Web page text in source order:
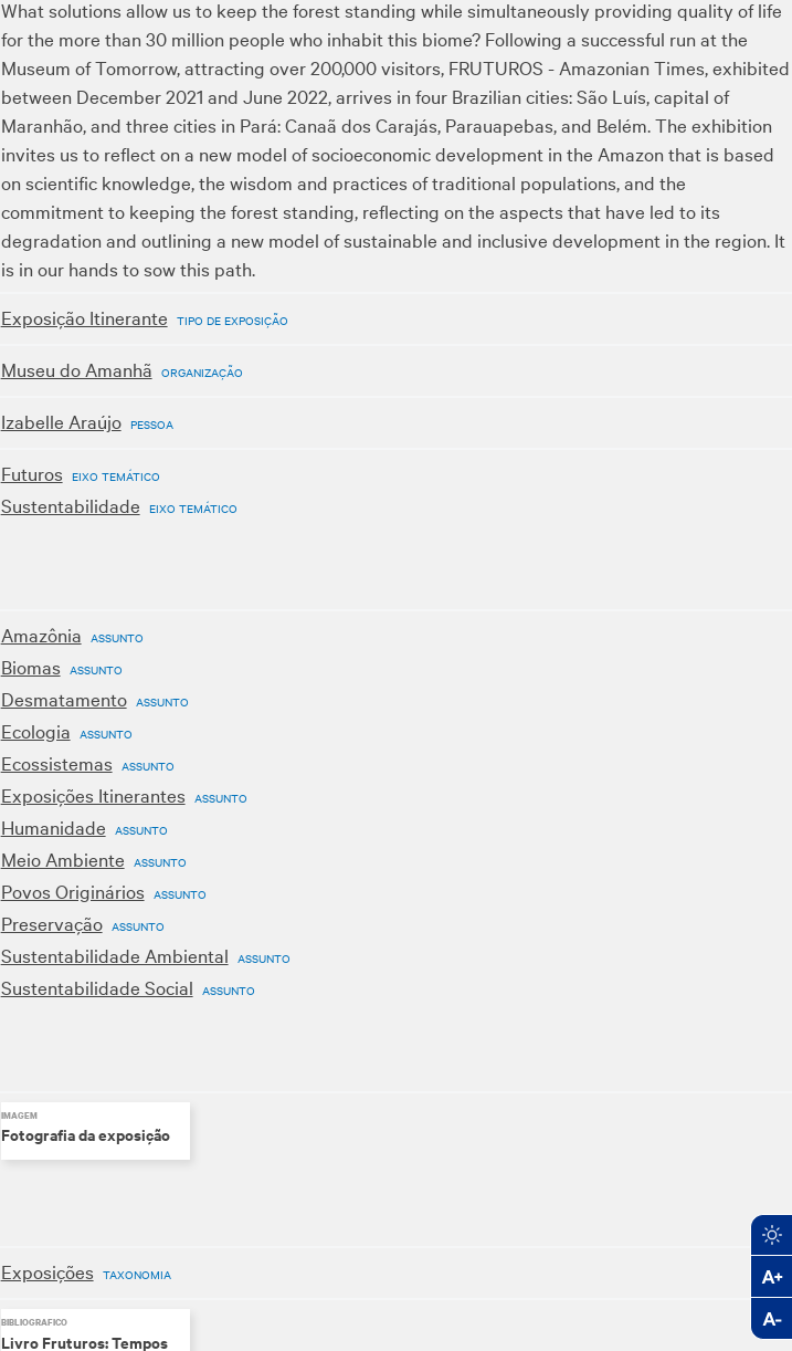
What solutions allow us to keep the forest standing while simultaneously providing quality of life
for the more than 30 million people who inhabit this biome? Following a successful run at the
Museum of Tomorrow, attracting over 200,000 visitors, FRUTUROS - Amazonian Times, exhibited
between December 2021 and June 2022, arrives in four Brazilian cities: São Luís, capital of
Maranhão, and three cities in Pará: Canaã dos Carajás, Parauapebas, and Belém. The exhibition
invites us to reflect on a new model of socioeconomic development in the Amazon that is based
on scientific knowledge, the wisdom and practices of traditional populations, and the
commitment to keeping the forest standing, reflecting on the aspects that have led to its
degradation and outlining a new model of sustainable and inclusive development in the region. It
is in our hands to sow this path.
Exposição Itinerante TIPO DE EXPOSIÇÃO
Museu do Amanhã ORGANIZAÇÃO
Izabelle Araújo PESSOA
Futuros EIXO TEMÁTICO
Sustentabilidade EIXO TEMÁTICO
Amazônia ASSUNTO
Biomas ASSUNTO
Desmatamento ASSUNTO
Ecologia ASSUNTO
Ecossistemas ASSUNTO
Exposições Itinerantes ASSUNTO
Humanidade ASSUNTO
Meio Ambiente ASSUNTO
Povos Originários ASSUNTO
Preservação ASSUNTO
Sustentabilidade Ambiental ASSUNTO
Sustentabilidade Social ASSUNTO
IMAGEM
Fotografia da exposição
Exposições TAXONOMIA
BIBLIOGRÁFICO
Livro Fruturos: Tempos